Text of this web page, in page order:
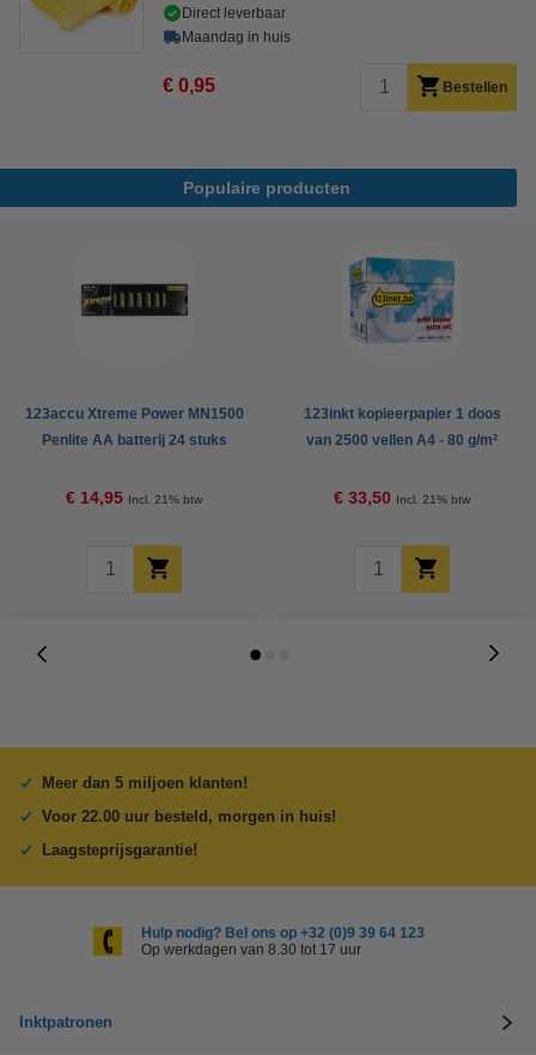
Direct leverbaar
Maandag in huis
€ 0,95 Bestellen
Populaire producten
123accu Xtreme Power MN1500
Penlite AA batterij 24 stuks
€ 14,95 Incl. 21% btw
123inkt kopieerpapier 1 doos
van 2500 vellen A4 - 80 g/m²
€ 33,50 Incl. 21% btw
Meer dan 5 miljoen klanten!
Voor 22.00 uur besteld, morgen in huis!
Laagsteprijsgarantie!
Hulp nodig? Bel ons op +32 (0)9 39 64 123
Op werkdagen van 8.30 tot 17 uur
Inktpatronen